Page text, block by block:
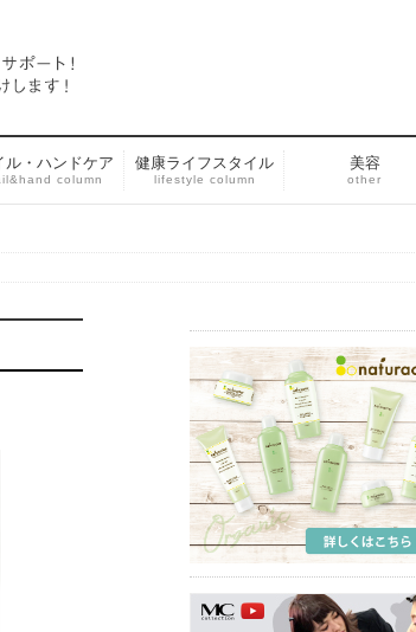
ル・ハンドケア
column
健康ライフスタイル
lifestyle column
美容
other